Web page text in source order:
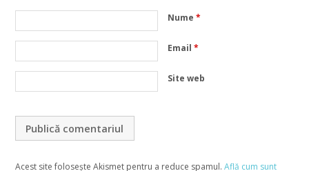
Nume *
Email *
Site web
Acest site folosește Akismet pentru a reduce spamul. Află cum sunt